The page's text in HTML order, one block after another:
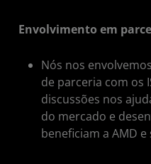
Envolvimento em
Nós nos
de parceria com os
discussões nos
do mercado e
beneficiam a AMD